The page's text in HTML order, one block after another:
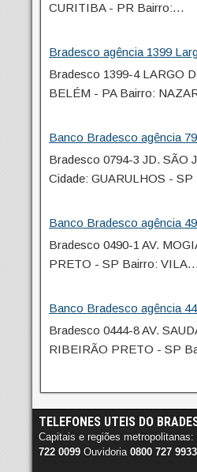
CURITIBA - PR Bairro:…
Bradesco agência 1399
Bradesco 1399-4 LARGO
BELÉM - PA Bairro:
Banco Bradesco agência
Bradesco 0794-3 JD. SÃO
Cidade: GUARULHOS -
Banco Bradesco agência
Bradesco 0490-1 AV.
PRETO - SP Bairro: VILA…
Banco Bradesco agência
Bradesco 0444-8 AV.
RIBEIRÃO PRETO - SP
TELEFONES UTEIS DO
Capitais e regiões metropolitanas:
722 0099 Ouvidoria 0800 727 9933